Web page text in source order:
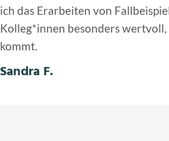
ich das Erarbeiten von
Kolleg*innen besonders
kommt.
Sandra F.